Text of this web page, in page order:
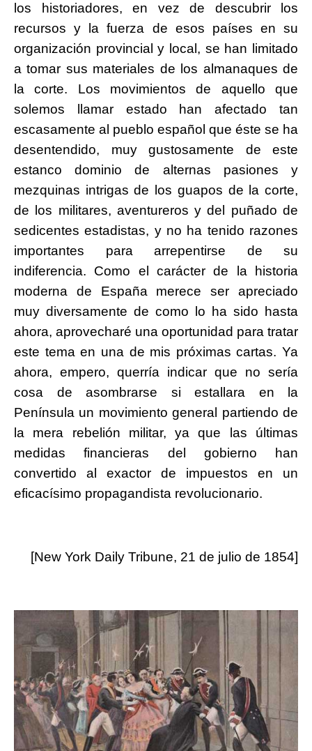
los historiadores, en vez de descubrir los
recursos y la fuerza de esos países en su
organización provincial y local, se han limitado
a tomar sus materiales de los almanaques de
la corte. Los movimientos de aquello que
solemos llamar estado han afectado tan
escasamente al pueblo español que éste se ha
desentendido, muy gustosamente de este
estanco dominio de alternas pasiones y
mezquinas intrigas de los guapos de la corte,
de los militares, aventureros y del puñado de
sedicentes estadistas, y no ha tenido razones
importantes para arrepentirse de su
indiferencia. Como el carácter de la historia
moderna de España merece ser apreciado
muy diversamente de como lo ha sido hasta
ahora, aprovecharé una oportunidad para tratar
este tema en una de mis próximas cartas. Ya
ahora, empero, querría indicar que no sería
cosa de asombrarse si estallara en la
Península un movimiento general partiendo de
la mera rebelión militar, ya que las últimas
medidas financieras del gobierno han
convertido al exactor de impuestos en un
eficacísimo propagandista revolucionario.
[New York Daily Tribune, 21 de julio de 1854]